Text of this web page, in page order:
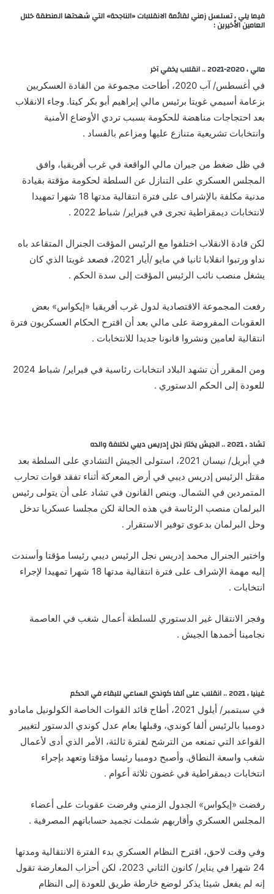
فيما يلي ، تسلسل زمني لقائمة الانقلابات «الناجحة» التي شهدتها المنطقة خلال
العامين الأخيرين :
مالي ، 2020-2021 .. انقلاب يخفي آخر
في أغسطس/ آب 2020، أطاحت مجموعة من القادة العسكريين
بزعامة أسيمي غويتا برئيس مالي إبراهيم أبو بكر كيتا. وجاء الانقلاب
بعد احتجاجات مناهضة للحكومة بسبب تردي الأوضاع الأمنية
وانتخابات تشريعية متنازع عليها ومزاعم بالفساد .
في ظل ضغط من جيران مالي الواقعة في غرب أفريقيا، وافق
المجلس العسكري على التنازل عن السلطة لحكومة مؤقتة بقيادة
مدنية مكلفة بالإشراف على فترة انتقالية مدتها 18 شهرا تمهيدا
لانتخابات ديمقراطية تجرى في فبراير/ شباط 2022 .
لكن قادة الانقلاب اختلفوا مع الرئيس المؤقت الجنرال المتقاعد باه
نداو ورتبوا انقلابا ثانيا في مايو /أيار 2021، فصعد غويتا الذي كان
يشغل منصب نائب الرئيس المؤقت إلى سدة الحكم .
رفعت المجموعة الاقتصادية لدول غرب أفريقيا «إيكواس» بعض
العقوبات المفروضة على مالي بعد أن اقترح الحكام العسكريون فترة
انتقالية لعامين ونشروا قانونا جديدا للانتخابات .
ومن المقرر أن تشهد البلاد انتخابات رئاسية في فبراير/ شباط 2024
للعودة إلى الحكم الدستوري .
تشاد ، 2021 .. الجيش يختار نجل إدريس ديبي لخلافة والده
في أبريل/ نيسان 2021، استولى الجيش التشادي على السلطة بعد
مقتل الرئيس إدريس ديبي في أرض المعركة أثناء تفقد قوات تحارب
المتمردين في الشمال. وينص القانون في تشاد على أن يتولى رئيس
البرلمان منصب الرئاسة في هذه الحالة لكن مجلسا عسكريا تدخل
وحل البرلمان بدعوى توفير الاستقرار .
واختير الجنرال محمد إدريس نجل الرئيس ديبي رئيسا مؤقتا وأسندت
إليه مهمة الإشراف على فترة انتقالية مدتها 18 شهرا تمهيدا لإجراء
انتخابات .
وفجر الانتقال غير الدستوري للسلطة أعمال شغب في العاصمة
نجامينا أخمدها الجيش .
غينيا ، 2021 .. انقلاب على ألفا كوندي الساعي للبقاء في الحكم
في سبتمبر/ أيلول 2021، أطاح قائد القوات الخاصة الكولونيل مامادو
دومبيا بالرئيس ألفا كوندي، وقبلها بعام عدل كوندي الدستور لتغيير
القواعد التي تمنعه من الترشح لفترة ثالثة، الأمر الذي أدى لأعمال
شغب واسعة النطاق. وأصبح دومبيا رئيسا مؤقتا وتعهد بإجراء
انتخابات ديمقراطية في غضون ثلاثة أعوام .
رفضت «إيكواس» الجدول الزمني وفرضت عقوبات على أعضاء
المجلس العسكري وأقاربهم شملت تجميد حساباتهم المصرفية .
وفي وقت لاحق، اقترح النظام العسكري بدء الفترة الانتقالية ومدتها
24 شهرا في يناير/ كانون الثاني 2023، لكن أحزاب المعارضة تقول
إنه لم يفعل شيئا يذكر لوضع خارطة طريق للعودة إلى النظام